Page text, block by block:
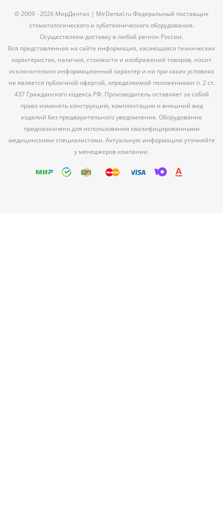
© 2009 - 2026 МирДентал | MirDental.ru Федеральный поставщик
стоматологического и зуботехнического оборудования.
Осуществляем доставку в любой регион России.
Вся представленная на сайте информация, касающаяся технических
характеристик, наличия, стоимости и изображений товаров, носит
исключительно информационный характер и ни при каких условиях
не является публичной офертой, определяемой положениями п. 2 ст.
437 Гражданского кодекса РФ. Производитель оставляет за собой
право изменять конструкцию, комплектацию и внешний вид
изделий без предварительного уведомления. Оборудование
предназначено для использования квалифицированными
медицинскими специалистами. Актуальную информацию уточняйте
у менеджеров компании.